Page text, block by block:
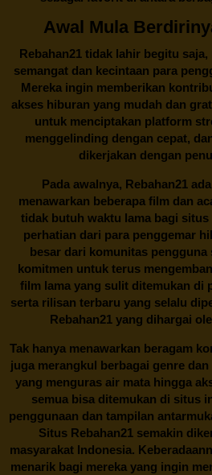
Awal Mula
Rebahan21 tidak lahir begitu saja,
semangat dan kecintaan para
Mereka ingin memberikan
akses hiburan yang mudah dan
untuk menciptakan platform
menggelinding dengan cepat,
dikerjakan dengan
Pada awalnya, Rebahan21
menawarkan beberapa film dan
tidak butuh waktu lama bagi
perhatian dari para penggemar
besar dari komunitas pengguna
komitmen untuk terus
film lama yang sulit ditemukan di
serta rilisan terbaru yang selalu
Rebahan21 yang dihargai
Tak hanya menawarkan beragam
juga merangkul berbagai genre
yang menguras air mata hingga
semua bisa ditemukan di situs
penggunaan dan tampilan
Situs Rebahan21semakin
masyarakat Indonesia.
menarik bagi mereka yang ingin